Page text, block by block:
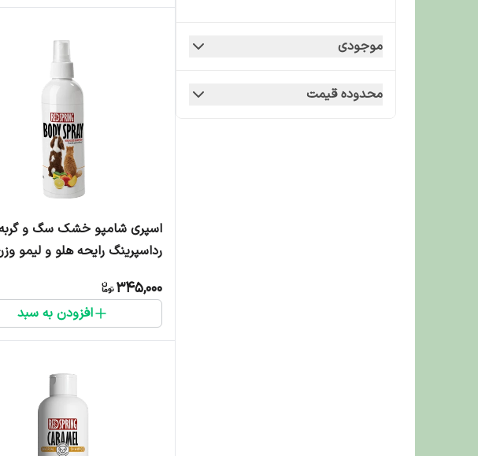
موجودی
محدوده قیمت
اسپری شامپو خشک سگ و
345,000
افزودن به سبد